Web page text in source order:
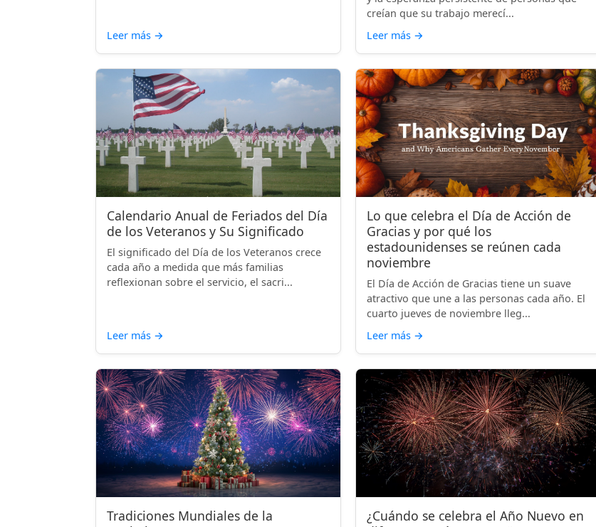
Leer más →
creían que su trabajo merecí...
Leer más →
Calendario Anual de Feriados del Día
de los Veteranos y Su Significado
El significado del Día de los Veteranos crece
cada año a medida que más familias
reflexionan sobre el servicio, el sacri...
Leer más →
Lo que celebra el Día de Acción de
Gracias y por qué los
estadounidenses se reúnen cada
noviembre
El Día de Acción de Gracias tiene un suave
atractivo que une a las personas cada año. El
cuarto jueves de noviembre lleg...
Leer más →
Tradiciones Mundiales de la
¿Cuándo se celebra el Año Nuevo en